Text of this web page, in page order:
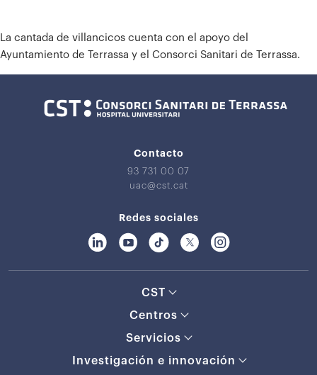
La cantada de villancicos cuenta con el apoyo del
Ayuntamiento de Terrassa y el Consorci Sanitari de Terrassa.
Contacto
93 731 00 07
uac@cst.cat
Redes sociales
CST
Centros
Servicios
Investigación e innovación